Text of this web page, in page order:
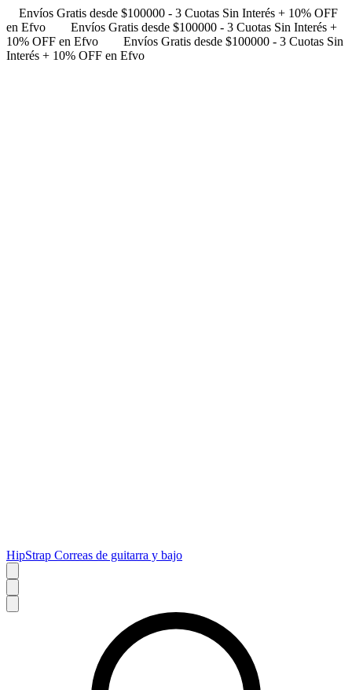
Envíos Gratis desde $100000 - 3 Cuotas Sin Interés + 10% OFF
en Efvo
Envíos Gratis desde $100000 - 3 Cuotas Sin Interés +
10% OFF en Efvo
Envíos Gratis desde $100000 - 3 Cuotas Sin
Interés + 10% OFF en Efvo
HipStrap Correas de guitarra y bajo